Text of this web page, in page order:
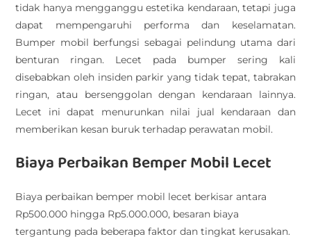
tidak hanya mengganggu estetika kendaraan, tetapi juga
dapat mempengaruhi performa dan keselamatan.
Bumper mobil berfungsi sebagai pelindung utama dari
benturan ringan. Lecet pada bumper sering kali
disebabkan oleh insiden parkir yang tidak tepat, tabrakan
ringan, atau bersenggolan dengan kendaraan lainnya.
Lecet ini dapat menurunkan nilai jual kendaraan dan
memberikan kesan buruk terhadap perawatan mobil.
Biaya Perbaikan Bemper Mobil Lecet
Biaya perbaikan bemper mobil lecet berkisar antara
Rp500.000 hingga Rp5.000.000, besaran biaya
tergantung pada beberapa faktor dan tingkat kerusakan.